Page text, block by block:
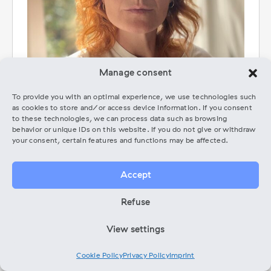
Manage consent
To provide you with an optimal experience, we use technologies such
as cookies to store and/or access device information. If you consent
to these technologies, we can process data such as browsing
behavior or unique IDs on this website. If you do not give or withdraw
your consent, certain features and functions may be affected.
Accept
Refuse
View settings
Cookie PolicyPrivacy PolicyImprint
Website
Amande Dagod ist eine in Berlin ansässige
Künstlermanagerin mit Erfahrung als europäische
Eventproduzentin. Im Jahr 2020 war sie
einem internationalen Künstlerstamm arbeitet,